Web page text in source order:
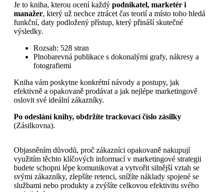
Je to kniha, kterou ocení každý podnikatel, marketér i
manažer, který už nechce ztrácet čas teorií a místo toho hledá
funkční, daty podložený přístup, který přináší skutečné
výsledky.
Rozsah: 528 stran
Plnobarevná publikace s dokonalými grafy, nákresy a
fotografiemi
Kniha vám poskytne konkrétní návody a postupy, jak
efektivně a opakovaně prodávat a jak nejlépe marketingově
oslovit své ideální zákazníky.
Po odeslání knihy, obdržíte trackovací číslo zásilky
(Zásilkovna).
Objasněním důvodů, proč zákazníci opakovaně nakupují
využitím těchto klíčových informací v marketingové strategii
budete schopni lépe komunikovat a vytvořit silnější vztah se
svými zákazníky, zlepšíte retenci, snížíte náklady spojené se
službami nebo produkty a zvýšíte celkovou efektivitu svého